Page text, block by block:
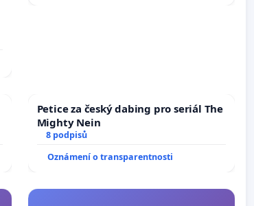
Petice za český dabing pro seriál The
Mighty Nein
8 podpisů
Oznámení o transparentnosti